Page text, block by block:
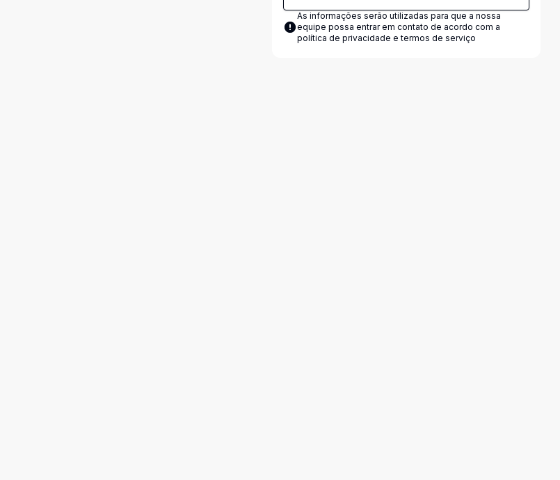
As informações serão utilizadas para que a nossa
equipe possa entrar em contato de acordo com a
política de privacidade e termos de serviço